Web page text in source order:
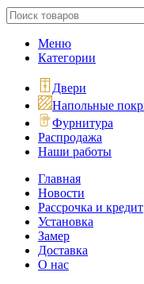
Меню
Категории
Двери
Напольные
Фурнитура
Распродажа
Наши работы
Главная
Новости
Рассрочка и кредит
Установка
Замер
Доставка
О нас